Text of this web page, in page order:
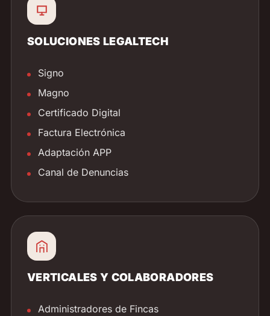
SOLUCIONES LEGALTECH
Signo
Magno
Certificado Digital
Factura Electrónica
Adaptación APP
Canal de Denuncias
VERTICALES Y COLABORADORES
Administradores de Fincas